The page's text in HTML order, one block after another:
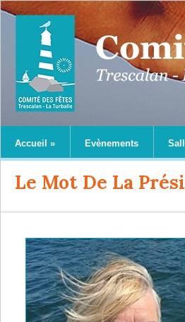
Accueil » Evènements
Le Mot De La